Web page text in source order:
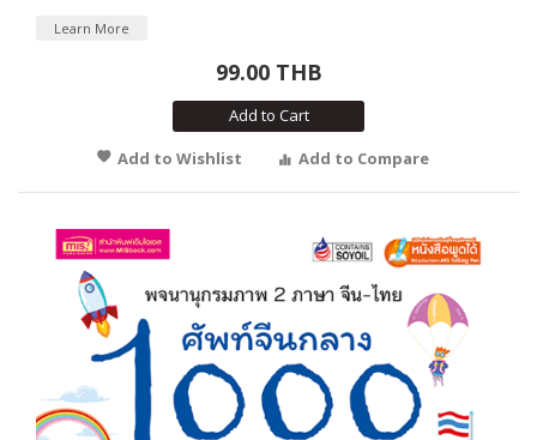
Learn More
99.00 THB
Add to Cart
Add to Wishlist
Add to Compare